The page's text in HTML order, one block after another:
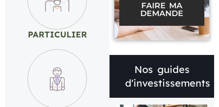
FAIRE MA
DEMANDE
Nos guides
d'investissements
PARTICULIER